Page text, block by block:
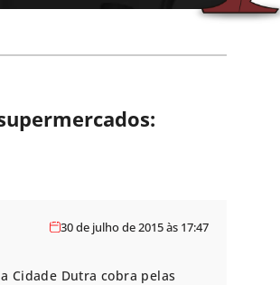
30 de julho de 2015 às 17:47
Cidade Dutra cobra pelas